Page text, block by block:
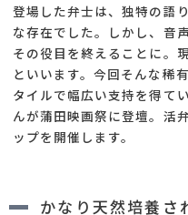
登場した弁士は、独特の語
な存在でした。しかし、音
その役目を終えることに。
といいます。今回そんな稀
タイルで幅広い支持を得て
んが蒲田映画祭に登壇。活
ップを開催します。
かなり天然培養さ